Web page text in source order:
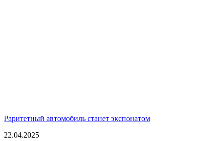
Раритетный автомобиль станет экспонатом
22.04.2025